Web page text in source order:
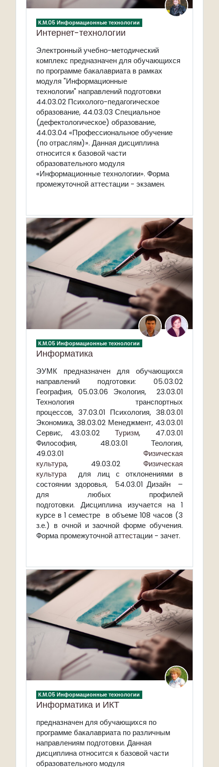
К.М.05 Информационные технологии
Интернет-технологии
Электронный учебно-методический
комплекс предназначен для обучающихся
по программе бакалавриата в рамках
модуля "Информационные
технологии" направлений подготовки
44.03.02 Психолого-педагогическое
образование, 44.03.03 Специальное
(дефектологическое) образование,
44.03.04 «Профессиональное обучение
(по отраслям)». Данная дисциплина
относится к базовой части
образовательного модуля
«Информационные технологии». Форма
промежуточной аттестации - экзамен.
К.М.05 Информационные технологии
Информатика
ЭУМК предназначен для обучающихся
направлений подготовки: 05.03.02
География, 05.03.06 Экология, 23.03.01
Технология транспортных
процессов, 37.03.01 Психология, 38.03.01
Экономика, 38.03.02 Менеджмент, 43.03.01
Сервис, 43.03.02 Туризм, 47.03.01
Философия, 48.03.01 Теология,
49.03.01 Физическая
культура, 49.03.02 Физическая
культурадля лиц с отклонениями в
состоянии здоровья, 54.03.01 Дизайн –
для любых профилей
подготовки. Дисциплина изучается на 1
курсе в 1 семестре в объеме 108 часов (3
з.е.) в очной и заочной форме обучения.
Форма промежуточной аттестации - зачет.
К.М.05 Информационные технологии
Информатика и ИКТ
предназначен для обучающихся по
программе бакалавриата по различным
направлениям подготовки. Данная
дисциплина относится к базовой части
образовательного модуля